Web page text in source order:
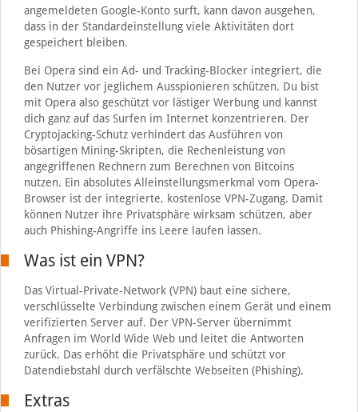
angemeldeten Google-Konto surft, kann davon ausgehen,
dass in der Standardeinstellung viele Aktivitäten dort
gespeichert bleiben.
Bei Opera sind ein Ad- und Tracking-Blocker integriert, die
den Nutzer vor jeglichem Ausspionieren schützen. Du bist
mit Opera also geschützt vor lästiger Werbung und kannst
dich ganz auf das Surfen im Internet konzentrieren. Der
Cryptojacking-Schutz verhindert das Ausführen von
bösartigen Mining-Skripten, die Rechenleistung von
angegriffenen Rechnern zum Berechnen von Bitcoins
nutzen. Ein absolutes Alleinstellungsmerkmal vom Opera-
Browser ist der integrierte, kostenlose VPN-Zugang. Damit
können Nutzer ihre Privatsphäre wirksam schützen, aber
auch Phishing-Angriffe ins Leere laufen lassen.
Was ist ein VPN?
Das Virtual-Private-Network (VPN) baut eine sichere,
verschlüsselte Verbindung zwischen einem Gerät und einem
verifizierten Server auf. Der VPN-Server übernimmt
Anfragen im World Wide Web und leitet die Antworten
zurück. Das erhöht die Privatsphäre und schützt vor
Datendiebstahl durch verfälschte Webseiten (Phishing).
Extras